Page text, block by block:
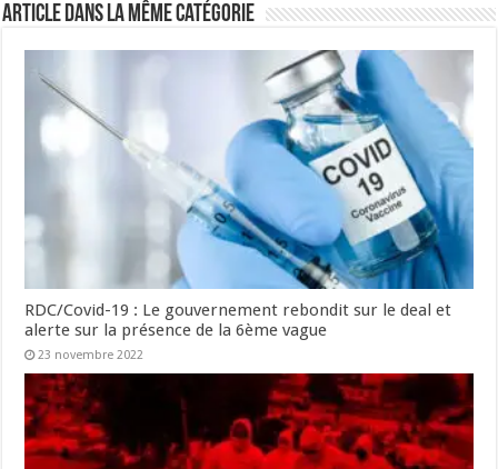
Article dans la même catégorie
RDC/Covid-19 : Le gouvernement rebondit sur le deal et
alerte sur la présence de la 6ème vague
23 novembre 2022